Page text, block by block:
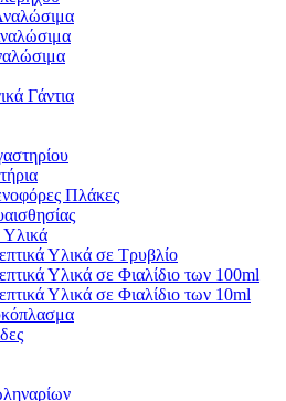
Γάντια
Πλάκες
Υλικά
Υλικά σε Τρυβλίο
Υλικά σε Φιαλίδιο των 100ml
Υλικά σε Φιαλίδιο των 10ml